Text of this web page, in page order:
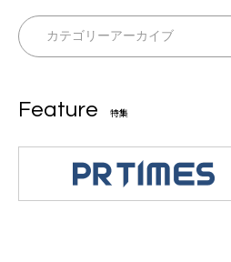
Feature 特集